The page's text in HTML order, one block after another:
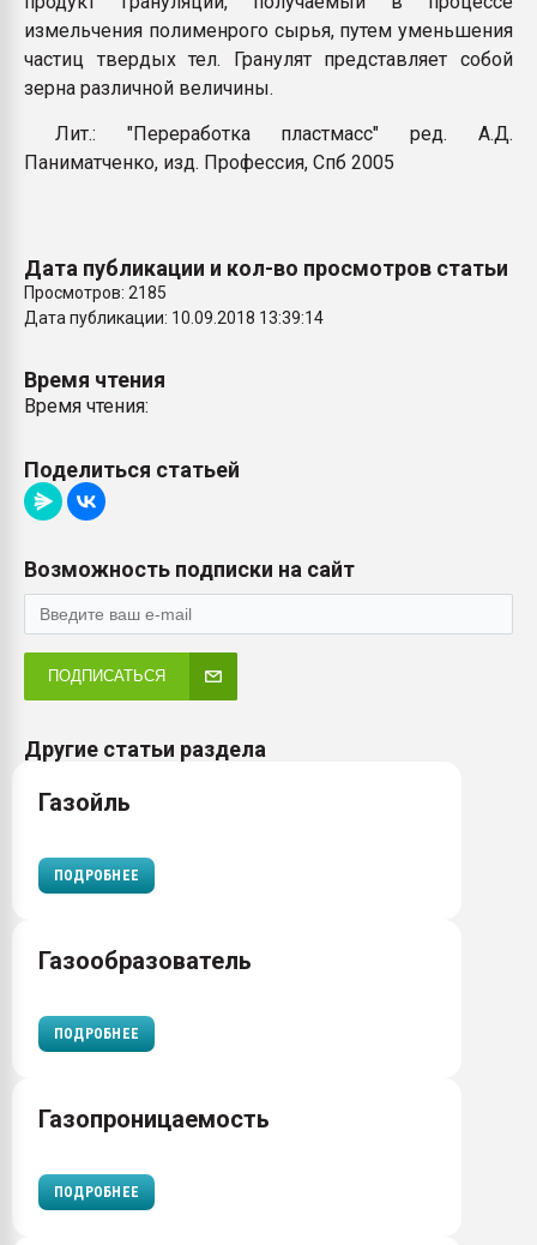
бутылок
измельчения полименрого сырья, путем уменьшения
частиц твердых тел. Гранулят представляет собой
зерна различной величины.
Лит.: "Переработка пластмасс" ред. А.Д.
Паниматченко, изд. Профессия, Спб 2005
Дата публикации и кол-во просмотров статьи
Просмотров: 2185
Дата публикации: 10.09.2018 13:39:14
Время чтения
Время чтения:
Поделиться статьей
Возможность подписки на сайт
ПОДПИСАТЬСЯ
Другие статьи раздела
Газойль
ПОДРОБНЕЕ
Газообразователь
ПОДРОБНЕЕ
Газопроницаемость
ПОДРОБНЕЕ